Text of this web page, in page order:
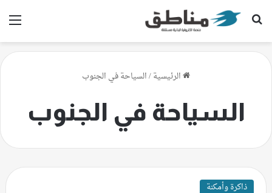
بحث عن
الرئيسية/السياحة في الجنوب
السياحة في الجنوب
ذاكرة وأمكنة